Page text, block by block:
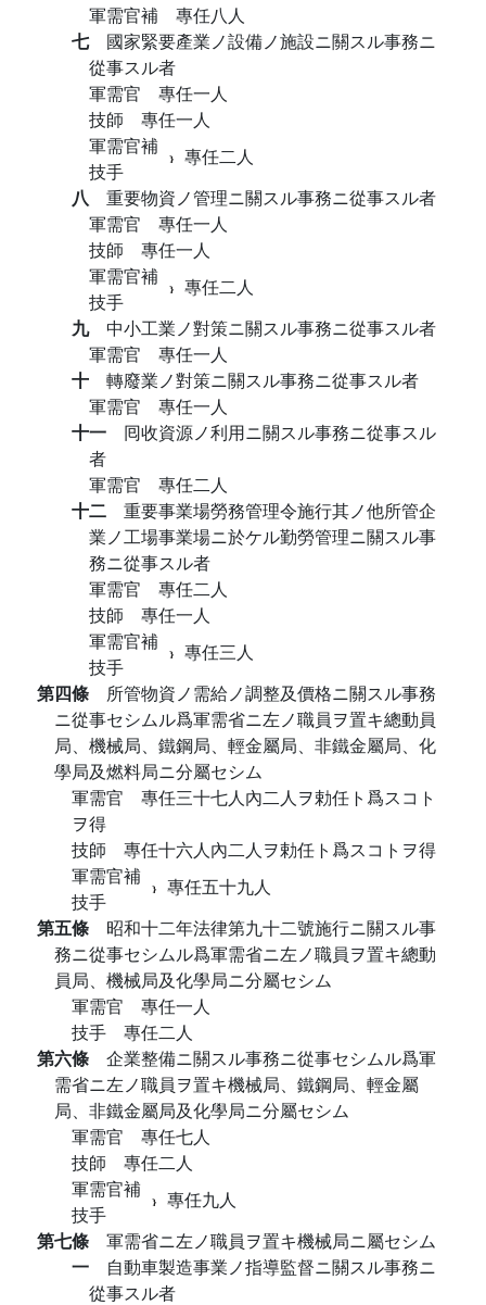
軍需官補 專任八人
七 國家緊要產業ノ設備ノ施設ニ關スル事務ニ
從事スル者
軍需官 專任一人
技師 專任一人
軍需官補
技手
專任二人
八 重要物資ノ管理ニ關スル事務ニ從事スル者
軍需官 專任一人
技師 專任一人
軍需官補
技手
專任二人
九 中小工業ノ對策ニ關スル事務ニ從事スル者
軍需官 專任一人
十 轉廢業ノ對策ニ關スル事務ニ從事スル者
軍需官 專任一人
十一 囘收資源ノ利用ニ關スル事務ニ從事スル
者
軍需官 專任二人
十二 重要事業場勞務管理令施行其ノ他所管企
業ノ工場事業場ニ於ケル勤勞管理ニ關スル事
務ニ從事スル者
軍需官 專任二人
技師 專任一人
軍需官補
技手
專任三人
第四條 所管物資ノ需給ノ調整及價格ニ關スル事務
ニ從事セシムル爲軍需省ニ左ノ職員ヲ置キ總動員
局、機械局、鐵鋼局、輕金屬局、非鐵金屬局、化
學局及燃料局ニ分屬セシム
軍需官 專任三十七人內二人ヲ勅任ト爲スコト
ヲ得
技師 專任十六人內二人ヲ勅任ト爲スコトヲ得
軍需官補
技手
專任五十九人
第五條 昭和十二年法律第九十二號施行ニ關スル事
務ニ從事セシムル爲軍需省ニ左ノ職員ヲ置キ總動
員局、機械局及化學局ニ分屬セシム
軍需官 專任一人
技手 專任二人
第六條 企業整備ニ關スル事務ニ從事セシムル爲軍
需省ニ左ノ職員ヲ置キ機械局、鐵鋼局、輕金屬
局、非鐵金屬局及化學局ニ分屬セシム
軍需官 專任七人
技師 專任二人
軍需官補
技手
專任九人
第七條 軍需省ニ左ノ職員ヲ置キ機械局ニ屬セシム
一 自動車製造事業ノ指導監督ニ關スル事務ニ
從事スル者